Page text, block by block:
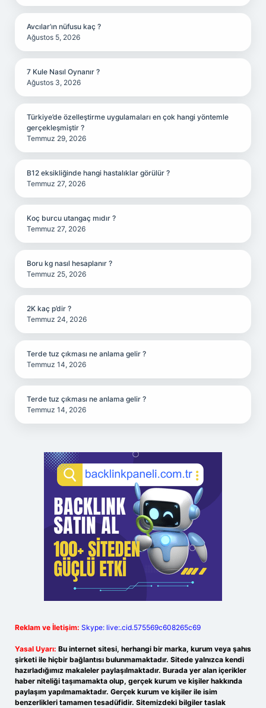
Avcılar’ın nüfusu kaç ?
Ağustos 5, 2026
7 Kule Nasıl Oynanır ?
Ağustos 3, 2026
Türkiye’de özelleştirme uygulamaları en çok hangi yöntemle
gerçekleşmiştir ?
Temmuz 29, 2026
B12 eksikliğinde hangi hastalıklar görülür ?
Temmuz 27, 2026
Koç burcu utangaç mıdır ?
Temmuz 27, 2026
Boru kg nasıl hesaplanır ?
Temmuz 25, 2026
2K kaç p’dir ?
Temmuz 24, 2026
Terde tuz çıkması ne anlama gelir ?
Temmuz 14, 2026
Terde tuz çıkması ne anlama gelir ?
Temmuz 14, 2026
Reklam ve İletişim: Skype: live:.cid.575569c608265c69
Yasal Uyarı: Bu internet sitesi, herhangi bir marka, kurum veya şahıs
şirketi ile hiçbir bağlantısı bulunmamaktadır. Sitede yalnızca kendi
hazırladığımız makaleler paylaşılmaktadır. Burada yer alan içerikler
haber niteliği taşımamakta olup, gerçek kurum ve kişiler hakkında
paylaşım yapılmamaktadır. Gerçek kurum ve kişiler ile isim
benzerlikleri tamamen tesadüfidir. Sitemizdeki bilgiler taslak